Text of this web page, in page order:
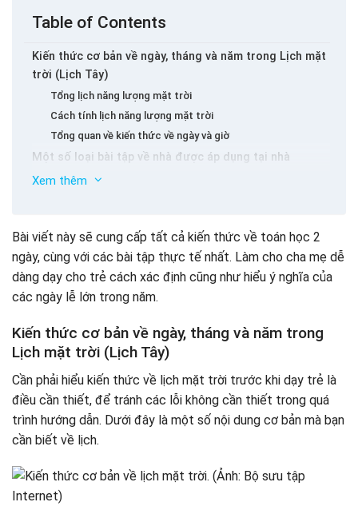
Table of Contents
Kiến thức cơ bản về ngày, tháng và năm trong Lịch mặt
trời (Lịch Tây)
Tổng lịch năng lượng mặt trời
Cách tính lịch năng lượng mặt trời
Tổng quan về kiến ​​thức về ngày và giờ
Một số loại bài tập về nhà được áp dụng tại nhà
Dạy con bạn nhận ra và hiểu ý nghĩa của những ngày lễ
Những ngày lễ lớn trong năm theo lịch âm
Xem thêm
Bài viết này sẽ cung cấp tất cả kiến ​​thức về toán học 2
ngày, cùng với các bài tập thực tế nhất. Làm cho cha mẹ dễ
dàng dạy cho trẻ cách xác định cũng như hiểu ý nghĩa của
các ngày lễ lớn trong năm.
Kiến thức cơ bản về ngày, tháng và năm trong
Lịch mặt trời (Lịch Tây)
Cần phải hiểu kiến ​​thức về lịch mặt trời trước khi dạy trẻ là
điều cần thiết, để tránh các lỗi không cần thiết trong quá
trình hướng dẫn. Dưới đây là một số nội dung cơ bản mà bạn
cần biết về lịch.